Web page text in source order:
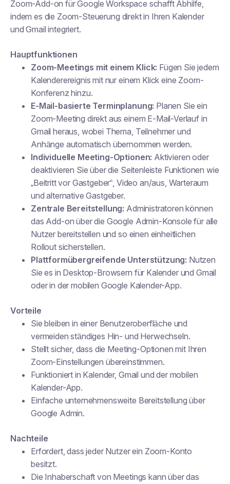
Zoom-Add-on für Google Workspace schafft Abhilfe,
indem es die Zoom-Steuerung direkt in Ihren Kalender
und Gmail integriert.
Hauptfunktionen
Zoom-Meetings mit einem Klick: Fügen Sie jedem
Kalenderereignis mit nur einem Klick eine Zoom-
Konferenz hinzu.
E-Mail-basierte Terminplanung: Planen Sie ein
Zoom-Meeting direkt aus einem E-Mail-Verlauf in
Gmail heraus, wobei Thema, Teilnehmer und
Anhänge automatisch übernommen werden.
Individuelle Meeting-Optionen: Aktivieren oder
deaktivieren Sie über die Seitenleiste Funktionen wie
„Beitritt vor Gastgeber“, Video an/aus, Warteraum
und alternative Gastgeber.
Zentrale Bereitstellung: Administratoren können
das Add-on über die Google Admin-Konsole für alle
Nutzer bereitstellen und so einen einheitlichen
Rollout sicherstellen.
Plattformübergreifende Unterstützung: Nutzen
Sie es in Desktop-Browsern für Kalender und Gmail
oder in der mobilen Google Kalender-App.
Vorteile
Sie bleiben in einer Benutzeroberfläche und
vermeiden ständiges Hin- und Herwechseln.
Stellt sicher, dass die Meeting-Optionen mit Ihren
Zoom-Einstellungen übereinstimmen.
Funktioniert in Kalender, Gmail und der mobilen
Kalender-App.
Einfache unternehmensweite Bereitstellung über
Google Admin.
Nachteile
Erfordert, dass jeder Nutzer ein Zoom-Konto
besitzt.
Die Inhaberschaft von Meetings kann über das